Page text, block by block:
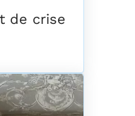
de crise